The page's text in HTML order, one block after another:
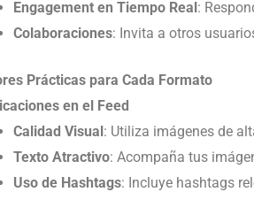
Engagement en Tiempo Real :
Colaboraciones: Invita a otros
Prácticas para Cada Formato
en el Feed
Calidad Visual : Utiliza imágenes de
Texto Atractivo: Acompaña tus
Uso de Hashtags: Incluye hashtags